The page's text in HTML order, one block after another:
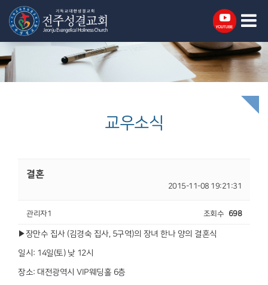
교우소식
결혼
2015-11-08 19:21:31
관리자1 조회수 698
▶장만수 집사 (김경숙 집사, 5구역)의 장녀 한나 양의 결혼식
일시: 14일(토) 낮 12시
장소: 대전광역시 VIP웨딩홀 6층